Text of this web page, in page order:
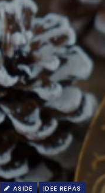
ASIDE IDEE REPAS